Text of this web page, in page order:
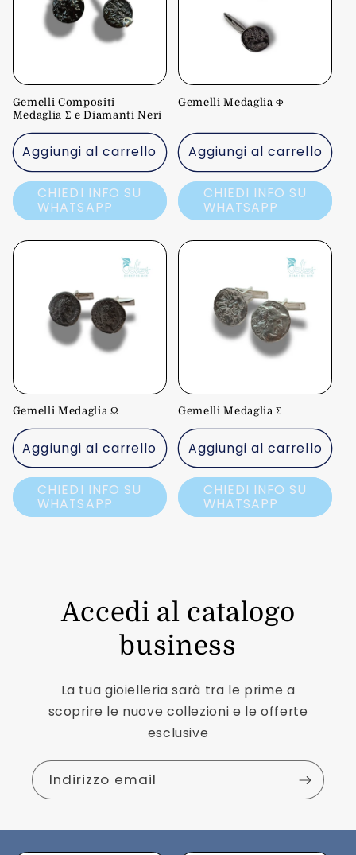
o
n
e
:
Gemelli Compositi
Medaglia Σ e Diamanti Neri
Aggiungi al carrello
CHIEDI INFO SU
WHATSAPP
Gemelli Medaglia Φ
Aggiungi al carrello
CHIEDI INFO SU
WHATSAPP
Gemelli Medaglia Ω
Aggiungi al carrello
CHIEDI INFO SU
WHATSAPP
Gemelli Medaglia Σ
Aggiungi al carrello
CHIEDI INFO SU
WHATSAPP
Accedi al catalogo
business
La tua gioielleria sarà tra le prime a
scoprire le nuove collezioni e le offerte
esclusive
Indirizzo email